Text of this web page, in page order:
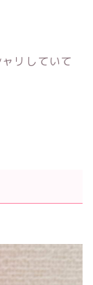
リしていて